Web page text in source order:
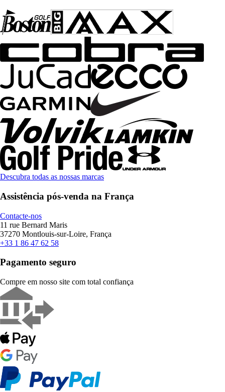
Descubra todas as nossas marcas
Assistência pós-venda na França
Contacte-nos
11 rue Bernard Maris
37270 Montlouis-sur-Loire, França
+33 1 86 47 62 58
Pagamento seguro
Compre em nosso site com total confiança